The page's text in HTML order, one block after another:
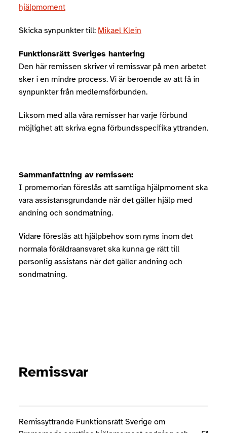
hjälpmoment
Skicka synpunkter till: Mikael Klein
Funktionsrätt Sveriges hantering
Den här remissen skriver vi remissvar på men arbetet
sker i en mindre process. Vi är beroende av att få in
synpunkter från medlemsförbunden.
Liksom med alla våra remisser har varje förbund
möjlighet att skriva egna förbundsspecifika yttranden.
Sammanfattning av remissen:
I promemorian föreslås att samtliga hjälpmoment ska
vara assistansgrundande när det gäller hjälp med
andning och sondmatning.
Vidare föreslås att hjälpbehov som ryms inom det
normala föräldraansvaret ska kunna ge rätt till
personlig assistans när det gäller andning och
sondmatning.
Remissvar
Remissyttrande Funktionsrätt Sverige om